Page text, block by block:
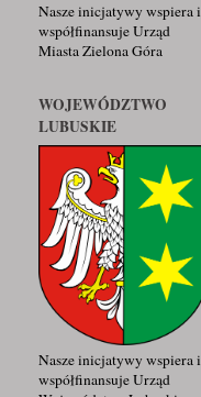
Nasze inicjatywy wspiera i
współfinansuje Urząd
Miasta Zielona Góra
WOJEWÓDZTWO
LUBUSKIE
Nasze inicjatywy wspiera i
współfinansuje Urząd